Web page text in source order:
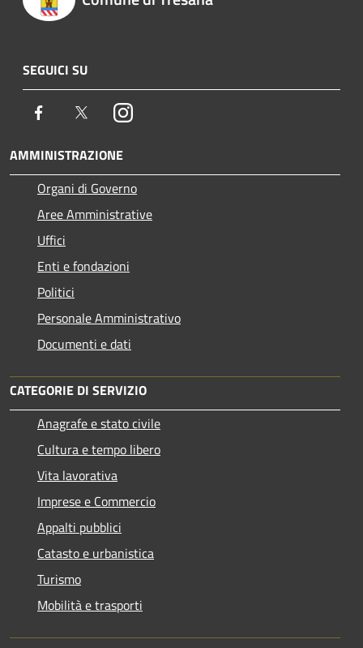
SEGUICI SU
Facebook TwitterInstagram
AMMINISTRAZIONE
Organi di Governo
Aree Amministrative
Uffici
Enti e fondazioni
Politici
Personale Amministrativo
Documenti e dati
CATEGORIE DI SERVIZIO
Anagrafe e stato civile
Cultura e tempo libero
Vita lavorativa
Imprese e Commercio
Appalti pubblici
Catasto e urbanistica
Turismo
Mobilità e trasporti